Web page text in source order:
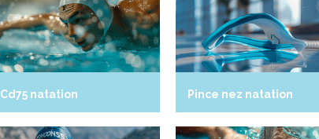
Cd75 natation Pince nez natation